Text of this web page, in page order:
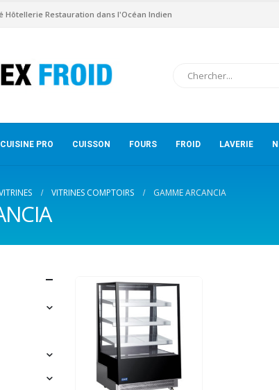
Hôtellerie Restauration dans l'Océan Indien
CUISINE PRO CUISSON FOURS FROID LAVERIE
VITRINES COMPTOIRS GAMME ARCANCIA